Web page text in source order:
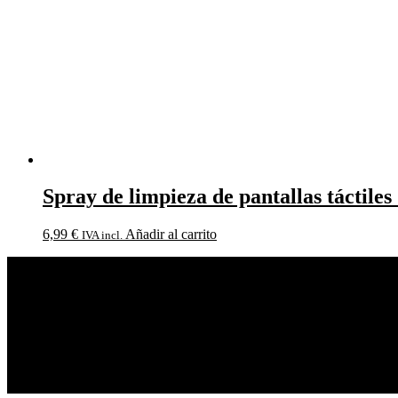
Spray de limpieza de pantallas táctiles
6,99 € IVA incl. Añadir al carrito